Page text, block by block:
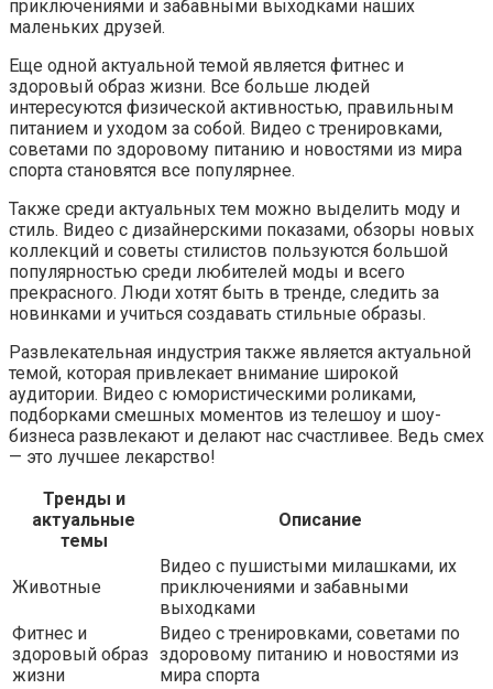
приключениями и забавными выходками наших
маленьких друзей.
Еще одной актуальной темой является фитнес и
здоровый образ жизни. Все больше людей
интересуются физической активностью, правильным
питанием и уходом за собой. Видео с тренировками,
советами по здоровому питанию и новостями из мира
спорта становятся все популярнее.
Также среди актуальных тем можно выделить моду и
стиль. Видео с дизайнерскими показами, обзоры новых
коллекций и советы стилистов пользуются большой
популярностью среди любителей моды и всего
прекрасного. Люди хотят быть в тренде, следить за
новинками и учиться создавать стильные образы.
Развлекательная индустрия также является актуальной
темой, которая привлекает внимание широкой
аудитории. Видео с юмористическими роликами,
подборками смешных моментов из телешоу и шоу-
бизнеса развлекают и делают нас счастливее. Ведь смех
— это лучшее лекарство!
Тренды и
актуальные
темы
Описание
Животные
Видео с пушистыми милашками, их
приключениями и забавными
выходками
Фитнес и
здоровый образ
жизни
Видео с тренировками, советами по
здоровому питанию и новостями из
мира спорта